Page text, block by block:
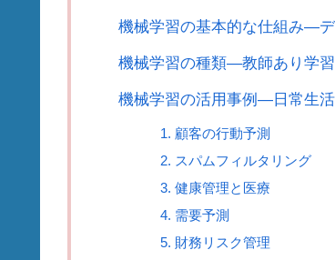
機械学習の基本的な仕組み—
機械学習の種類—教師あり学
機械学習の活用事例—日常生
1. 顧客の行動予測
2. スパムフィルタリング
3. 健康管理と医療
4. 需要予測
5. 財務リスク管理